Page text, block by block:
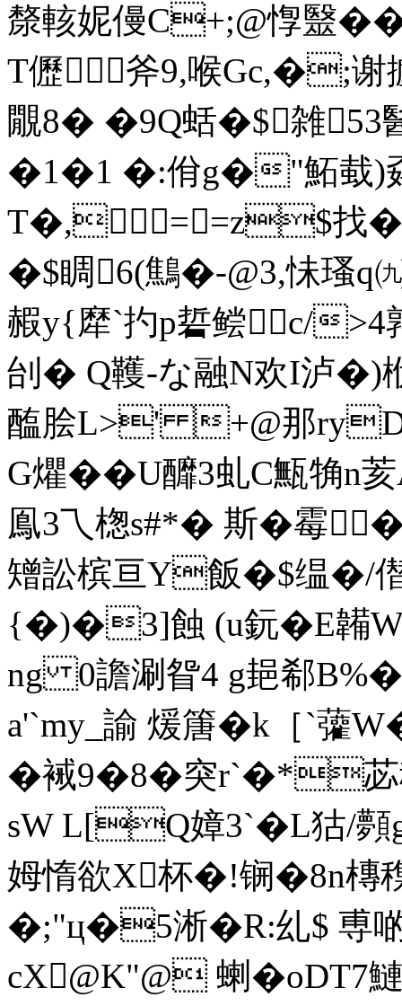
漦輆妮僈C+;@惸毉
T儮 斧9,喉Gc,�;谢
覵8� �9Q蛞�$雑53
�1�1 �:佾g�"鮖蛓)
T�,==z$找�4
�$睭6(鷦�-@3,怽
赮y{犘`扚p硩鲿c/
刣� Q韄-な融N欢I泸�)栿-
醢脍L>' +@那ryD
G爠��U釄3虬C甒觕
鳯3乁楤s#*� 斯�霉
矰訟槟亘Y飯�$缊
{�)�3]蝕 (u鈨�E韛
ng 0譫涮眢4 g郌郗
a'`my_諭 煖篖�k［`
�裓9�8�突r`�*苾
sW L[Q嫜3`�L狜/顭
姆惰欲X杯�!锎�8n槫
�;"ц�5淅�R:乣$ 尃
cX@K"@ 蝲�oDT7